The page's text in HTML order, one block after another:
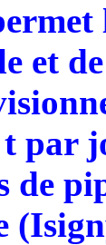
et
t par
de